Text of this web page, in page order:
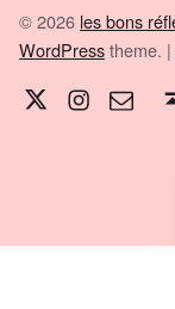
© 2026 les bons
WordPresstheme. |